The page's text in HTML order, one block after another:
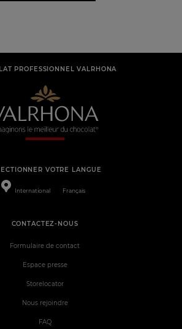
PROFESSIONNEL VALRHONA
VOTRE LANGUE
International Français
CONTACTEZ-NOUS
Formulaire de contact
Espace presse
Storelocator
Nous rejoindre
FAQ